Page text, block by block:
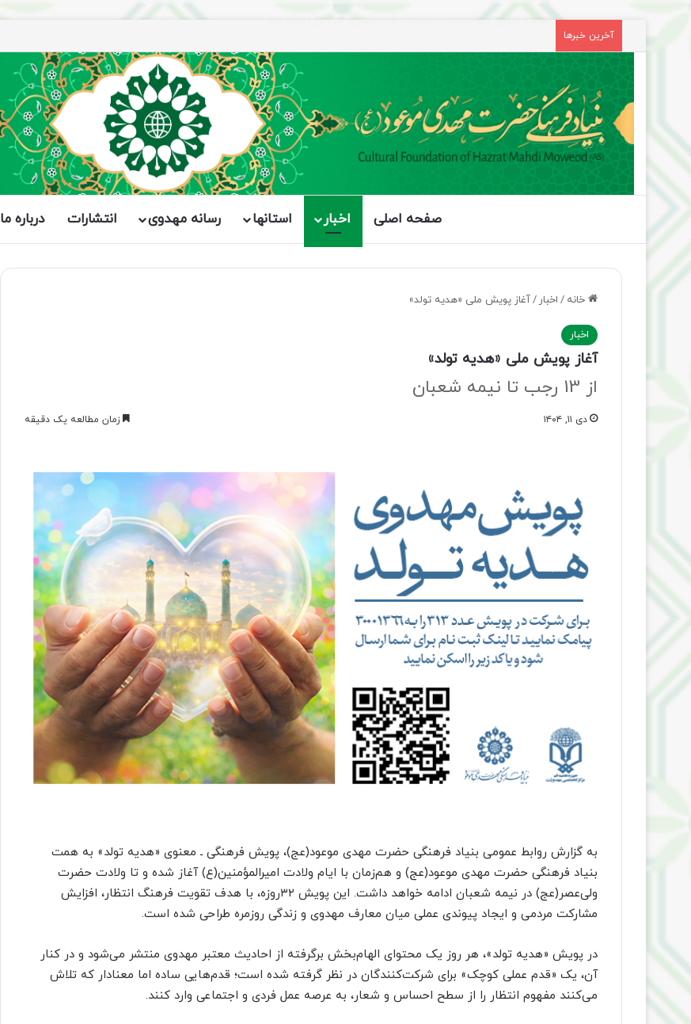
آخرین خبرها
صفحه اصلی اخبار استانها رسانه مهدوی انتشارات درباره ما
خانه / اخبار /آغاز پویش ملی «هدیه تولد»
اخبار
آغاز پویش ملی «هدیه تولد»
از 13 رجب تا نیمه شعبان
دی ۱۱, ۱۴۰۴ زمان مطالعه یک دقیقه
به گزارش روابط عمومی بنیاد فرهنگی حضرت مهدی موعود(عج)، پویش فرهنگی ـ معنوی «هدیه تولد» به همت
بنیاد فرهنگی حضرت مهدی موعود(عج) و هم‌زمان با ایام ولادت امیرالمؤمنین(ع) آغاز شده و تا ولادت حضرت
ولی‌عصر(عج) در نیمه شعبان ادامه خواهد داشت. این پویش ۳۲روزه، با هدف تقویت فرهنگ انتظار، افزایش
مشارکت مردمی و ایجاد پیوندی عملی میان معارف مهدوی و زندگی روزمره طراحی شده است.
در پویش «هدیه تولد»، هر روز یک محتوای الهام‌بخش برگرفته از احادیث معتبر مهدوی منتشر می‌شود و در کنار
آن، یک «قدم عملی کوچک» برای شرکت‌کنندگان در نظر گرفته شده است؛ قدم‌هایی ساده اما معنادار که تلاش
می‌کنند مفهوم انتظار را از سطح احساس و شعار، به عرصه عمل فردی و اجتماعی وارد کنند.